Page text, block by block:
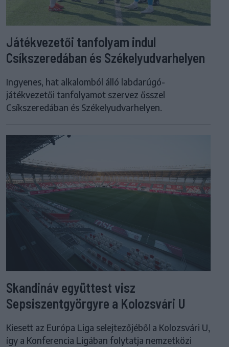
Játékvezetői tanfolyam indul
Csíkszeredában és Székelyudvarhelyen
Ingyenes, hat alkalomból álló labdarúgó-
játékvezetői tanfolyamot szervez ősszel
Csíkszeredában és Székelyudvarhelyen.
Skandináv együttest visz
Sepsiszentgyörgyre a Kolozsvári U
Kiesett az Európa Liga selejtezőjéből a Kolozsvári U,
így a Konferencia Ligában folytatja nemzetközi